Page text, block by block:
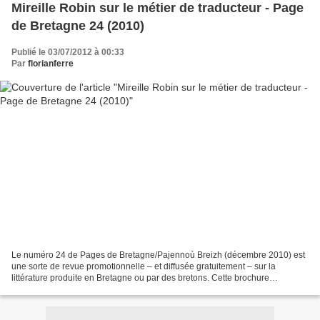
Mireille Robin sur le métier de traducteur - Page
de Bretagne 24 (2010)
Publié le 03/07/2012 à 00:33
Par florianferre
Le numéro 24 de Pages de Bretagne/Pajennoù Breizh (décembre 2010) est
une sorte de revue promotionnelle – et diffusée gratuitement – sur la
littérature produite en Bretagne ou par des bretons. Cette brochure